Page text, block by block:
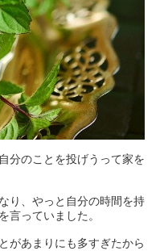
分のことを投げうって家を
り、やっと自分の時間を持
言っていました。
があまりにも多すぎたから